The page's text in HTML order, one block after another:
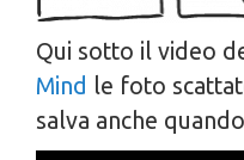
Qui sotto il video
Mind le foto
salva anche